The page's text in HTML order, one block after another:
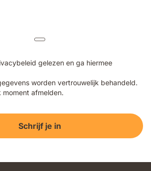
gelezen en ga hiermee
worden vertrouwelijk behandeld.
moment afmelden.
Schrijf je in